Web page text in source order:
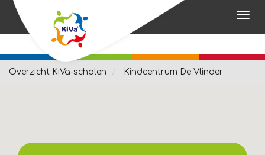
Overzicht KiVa-scholen Kindcentrum De Vlinder